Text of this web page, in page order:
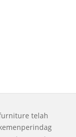
telah